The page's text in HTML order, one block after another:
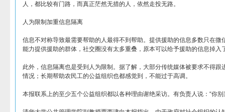
人，都比较有门路，而真正茫然无措的人，依然走投无路。
人为限制加重信息隔离
信息不对称导致最需要帮助的人最得不到帮助。提供援助的信息多数只在微
能力提供援助的群体，社交圈没有太多重叠，原本可以给予援助的信息掉入
此外，信息隔离也是受到人为限制。据了解，大部分传统媒体被要求不得跟
情况；长期帮助农民工的公益组织也都感觉到，不能过于高调。
本报联系上的至少五个公益组织都以各种理由谢绝采访。有负责人说：“你